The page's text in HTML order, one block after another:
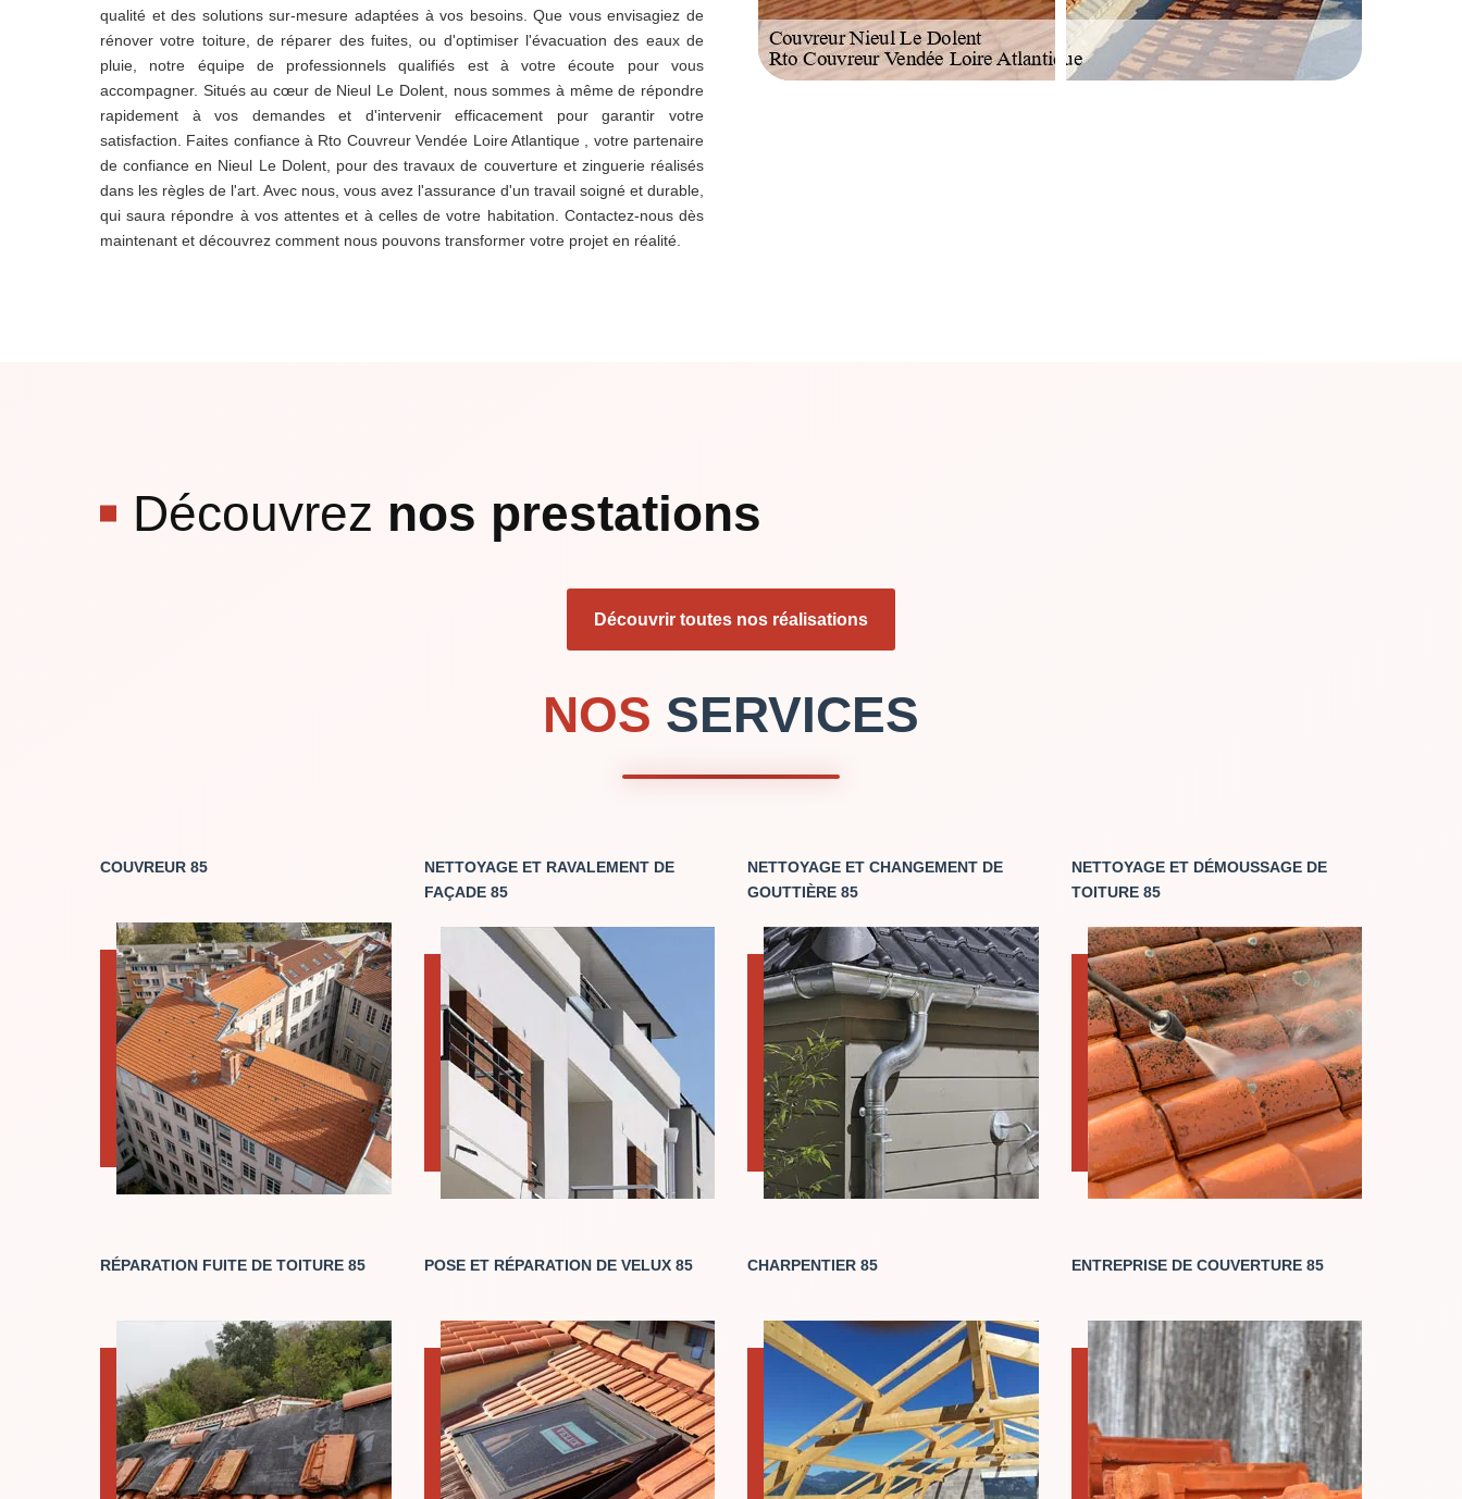
qualité et des solutions sur-mesure adaptées à vos besoins. Que vous envisagiez de
rénover votre toiture, de réparer des fuites, ou d'optimiser l'évacuation des eaux de
pluie, notre équipe de professionnels qualifiés est à votre écoute pour vous
accompagner. Situés au cœur de Nieul Le Dolent, nous sommes à même de répondre
rapidement à vos demandes et d'intervenir efficacement pour garantir votre
satisfaction. Faites confiance à Rto Couvreur Vendée Loire Atlantique , votre partenaire
de confiance en Nieul Le Dolent, pour des travaux de couverture et zinguerie réalisés
dans les règles de l'art. Avec nous, vous avez l'assurance d'un travail soigné et durable,
qui saura répondre à vos attentes et à celles de votre habitation. Contactez-nous dès
maintenant et découvrez comment nous pouvons transformer votre projet en réalité.
Découvrez nos prestations
Découvrir toutes nos réalisations
NOS SERVICES
COUVREUR 85
NETTOYAGE ET RAVALEMENT DE
FAÇADE 85
NETTOYAGE ET CHANGEMENT DE
GOUTTIÈRE 85
NETTOYAGE ET DÉMOUSSAGE DE
TOITURE 85
RÉPARATION FUITE DE TOITURE 85 POSE ET RÉPARATION DE VELUX 85 CHARPENTIER 85 ENTREPRISE DE COUVERTURE 85